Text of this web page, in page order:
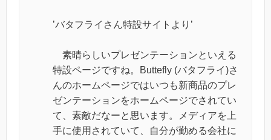
’バタフライさん特設サイトより’
素晴らしいプレゼンテーションといえる
特設ページですね。Buttefly (バタフライ)さ
んのホームページではいつも新商品のプレ
ゼンテーションをホームページでされてい
て、素敵だなーと思います。メディアを上
手に使用されていて、自分が勤める会社に